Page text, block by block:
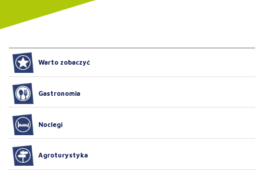
Warto zobaczyć
Gastronomia
Noclegi
Agroturystyka